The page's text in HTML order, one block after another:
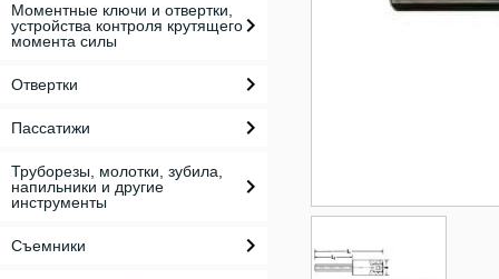
Моментные ключи и отвертки,
устройства контроля крутящего
момента силы
Отвертки
Пассатижи
Труборезы, молотки, зубила,
напильники и другие
инструменты
Съемники